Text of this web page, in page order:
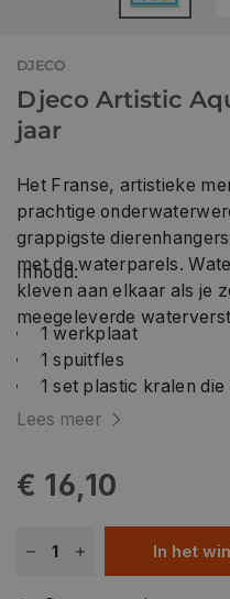
DJECO
Djeco Artistic
jaar
Het Franse, artistieke
prachtige
grappigste
met de waterparels.
kleven aan elkaar als je
meegeleverde
Inhoud:
1 werkplaat
1 spuitfles
1 set plastic kralen
kleuren)
satijnlint
1 draaddoorhaler
Lees meer
€ 16,10
In het